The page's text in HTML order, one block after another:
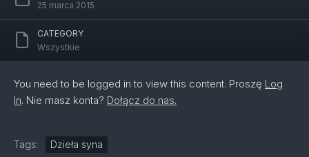
25 marca 2015
CATEGORY
Wszystkie
You need to be logged in to view this content. Proszę Log
In. Nie masz konta? Dołącz do nas.
Tags: Dzieła syna